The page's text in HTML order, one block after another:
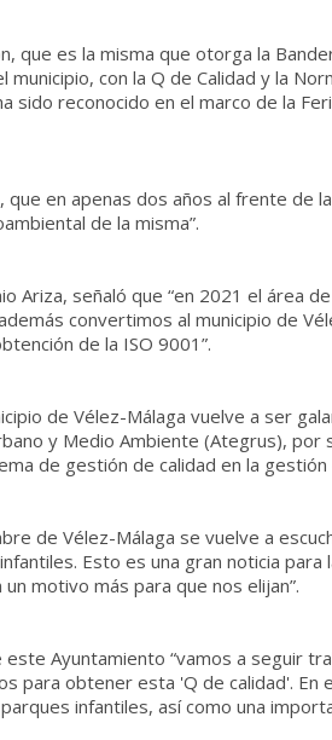
que es la misma que otorga la
con la Q de Calidad y la
sido reconocido en el marco de la
que en apenas dos años al frente
de la misma”.
Ariza, señaló que “en 2021 el
convertimos al municipio de
de la ISO 9001”.
de Vélez-Málaga vuelve a ser
y Medio Ambiente (Ategrus),
de gestión de calidad en la
de Vélez-Málaga se vuelve a
Esto es una gran noticia
motivo más para que nos elijan”.
Ayuntamiento “vamos a seguir
para obtener esta 'Q de calidad'.
infantiles, así como una